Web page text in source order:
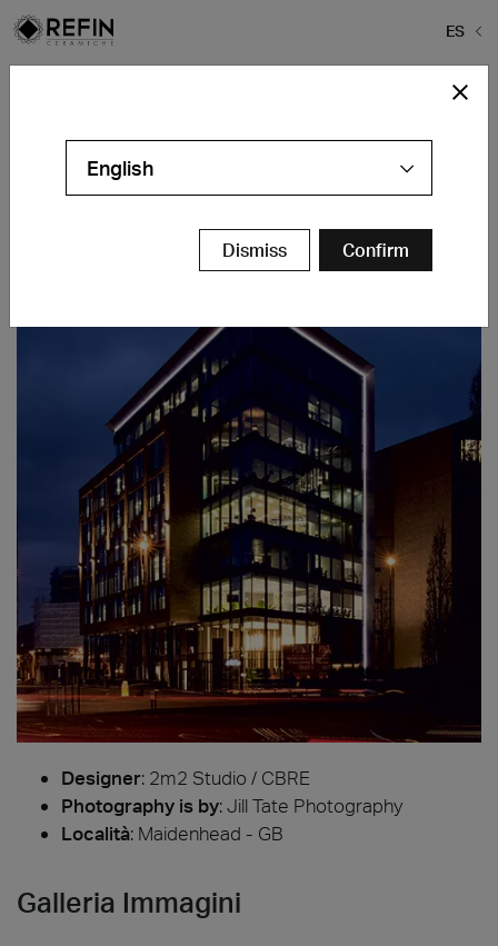
ES
Maidenhead - GB
Designer: 2m2 Studio / CBRE
Photography is by:Jill Tate Photography
Località: Maidenhead - GB
Galleria Immagini
English
Dismiss Confirm